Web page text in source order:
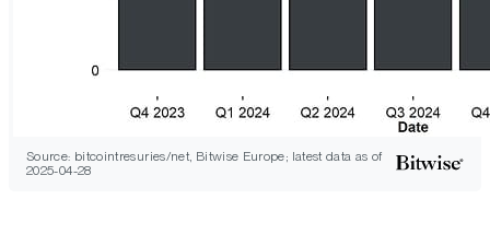
Source: bitcointresuries/net, Bitwise Europe; latest data as of
2025-04-28